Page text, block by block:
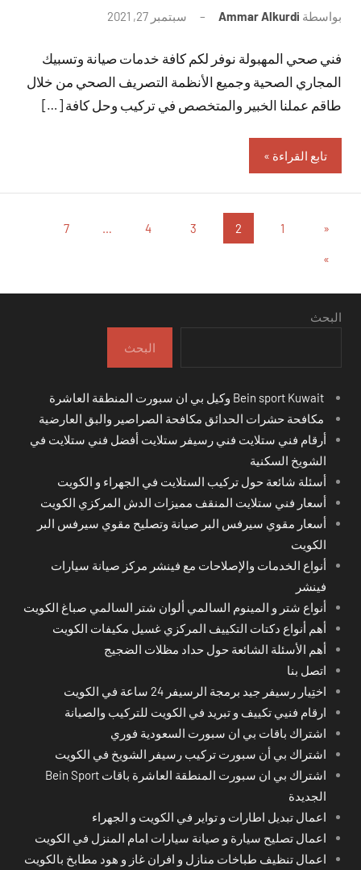
بواسطة Ammar Alkurdi سبتمبر 27, 2021
تعليقات
فني صحي المهبولة نوفر لكم كافة خدمات صيانة وتسبيك
المجاري الصحية وجميع الأنظمة التصريف الصحي من خلال
طاقم عملنا الخبير والمتخصص في تركيب وحل كافة […]
تابع القراءة
تعدد
صفحات
المقالات
« المقالات
1
2
3
4
…
7
المقالات
»
البحث
البحث
مكافحة حشرات الحدائق مكافحة الصراصير والبق العارضية
أرقام فني ستلايت فني رسيفر ستلايت أفضل فني ستلايت في
الشويخ السكنية
أسئلة شائعة حول تركيب الستلايت في الجهراء و الكويت
أسعار فني ستلايت المنقف مميزات الدش المركزي الكويت
أسعار مقوي سيرفس البر صيانة وتصليح مقوي سيرفس البر
الكويت
أنواع الخدمات والإصلاحات مع فينشر مركز صيانة سيارات
فينشر
أنواع شتر و المينوم السالمي ألوان شتر السالمي صباغ الكويت
أهم أنواع دكتات التكييف المركزي غسيل مكيفات الكويت
أهم الأسئلة الشائعة حول حداد مظلات الضجيج
اتصل بنا
اختِيار رسيفر جيد برمجة الرسيفر 24 ساعة في الكويت
ارقام فنيي تكييف و تبريد في الكويت للتركيب والصيانة
اشتراك باقات بي ان سبورت السعودية فوري
اشتراك بي أن سبورت تركيب رسيفر الشويخ في الكويت
اشتراك بي ان سبورت المنطقة العاشرة باقات Bein Sport
الجديدة
اعمال تبديل اطارات و تواير في الكويت و الجهراء
اعمال تصليح سيارة و صيانة سيارات امام المنزل في الكويت
اعمال تنظيف طباخات منازل و افران غاز و هود مطابخ بالكويت